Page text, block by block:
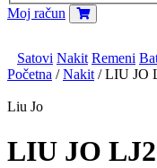
Moj račun
Satovi Nakit Remeni
Početna /Nakit / LIU JO
Liu Jo
LIU JO